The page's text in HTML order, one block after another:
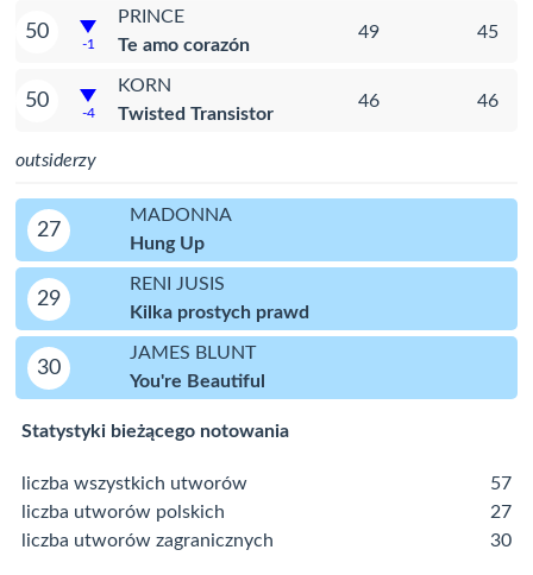
50
-1
PRINCE
Te amo corazón
49 45
50
-4
KORN
Twisted Transistor
46 46
outsiderzy
27
MADONNA
Hung Up
29
RENI JUSIS
Kilka prostych prawd
30
JAMES BLUNT
You're Beautiful
Statystyki bieżącego notowania
liczba wszystkich utworów
57
liczba utworów polskich
27
liczba utworów zagranicznych
30